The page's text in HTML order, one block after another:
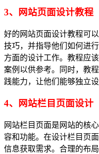
3、网站页面设计教程
好的网站页面设计教程可
技巧，并指导他们如何进
方面的设计工作。教程应
案例以供参考。同时，教
践能力，让他们能够独立
4、网站栏目页面设计
网站栏目页面是网站的核
容和功能。在设计栏目页
信息获取需求。合理的布